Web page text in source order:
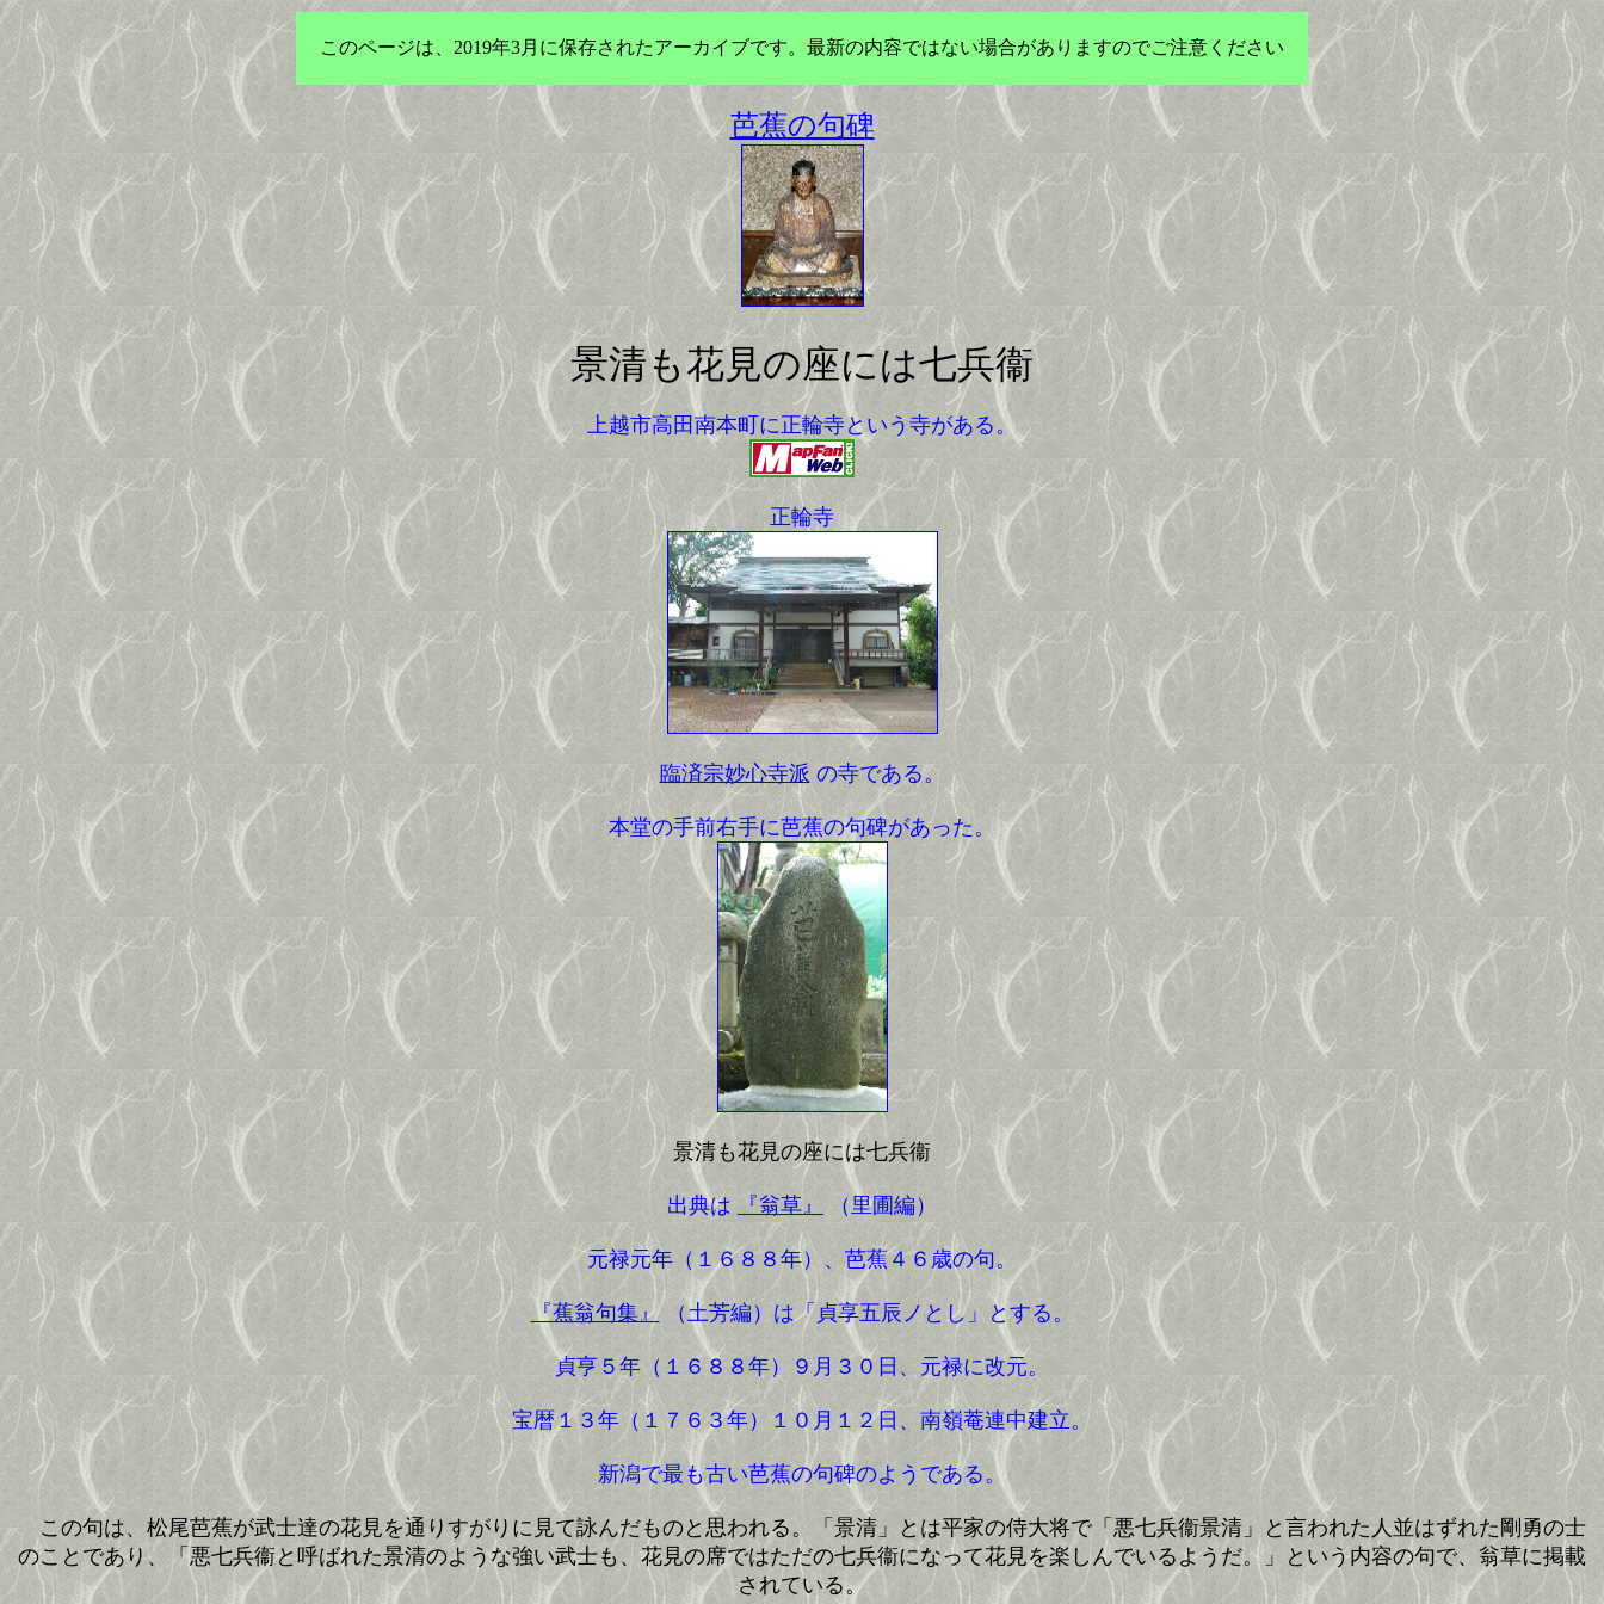
このページは、2019年3月に保存されたアーカイブです。最新の内容ではない場合がありますのでご注意ください
芭蕉の句碑
景清も花見の座には七兵衞
上越市高田南本町に正輪寺という寺がある。
正輪寺
臨済宗妙心寺派 の寺である。
本堂の手前右手に芭蕉の句碑があった。
景清も花見の座には七兵衞
出典は 『翁草』 （里圃編）
元禄元年（１６８８年）、芭蕉４６歳の句。
『蕉翁句集』（土芳編）は「貞享五辰ノとし」とする。
貞亨５年（１６８８年）９月３０日、元禄に改元。
宝暦１３年（１７６３年）１０月１２日、南嶺菴連中建立。
新潟で最も古い芭蕉の句碑のようである。
この句は、松尾芭蕉が武士達の花見を通りすがりに見て詠んだものと思われる。「景清」とは平家の侍大将で「悪七兵衞景清」と言われた人並はずれた剛勇の士
のことであり、「悪七兵衞と呼ばれた景清のような強い武士も、花見の席ではただの七兵衞になって花見を楽しんでいるようだ。」という内容の句で、翁草に掲載
されている。